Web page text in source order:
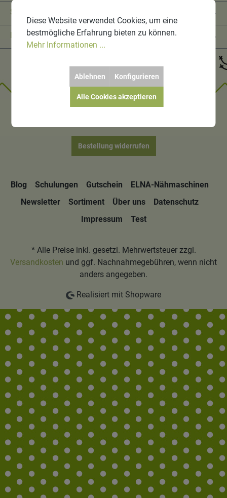
Shop Service
Informationen
Bestellung widerrufen
Blog Schulungen Gutschein
ELNA-Nähmaschinen
Newsletter
Sortiment Über uns
Datenschutz
Impressum
Test
* Alle Preise inkl. gesetzl. Mehrwertsteuer zzgl.
Versandkosten und ggf. Nachnahmegebühren, wenn nicht
anders angegeben.
Realisiert mit Shopware
Diese Website verwendet Cookies, um eine
bestmögliche Erfahrung bieten zu können.
Mehr Informationen ...
Ablehnen Konfigurieren
Alle Cookies akzeptieren